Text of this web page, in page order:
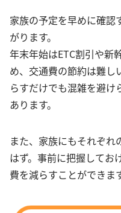
家族の予定を早めに確認
がります。
年末年始はETC割引や新
め、交通費の節約は難し
らすだけでも混雑を避
あります。
また、家族にもそれぞ
はず。事前に把握してお
費を減らすことができま